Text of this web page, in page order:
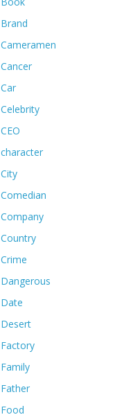
Brand
Cameramen
Cancer
Car
Celebrity
CEO
character
City
Comedian
Company
Country
Crime
Dangerous
Date
Desert
Factory
Family
Father
Food